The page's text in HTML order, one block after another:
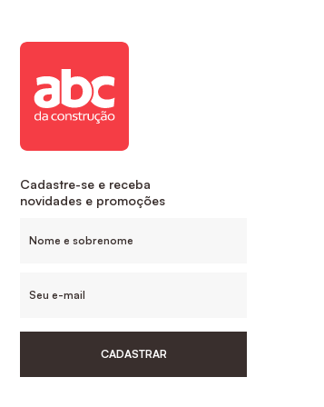
Cadastre-se e receba
novidades e promoções
CADASTRAR